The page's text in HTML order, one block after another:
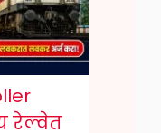
रेल्वेत